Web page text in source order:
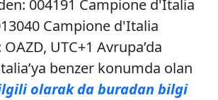
004191 Campione d'Italia
Campione d'Italia
UTC+1 Avrupa’da
benzer konumda olan
olarak da buradan bilgi